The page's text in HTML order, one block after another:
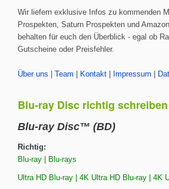
Wir liefern exklusive Infos zu kommenden
Prospekten, Saturn Prospekten und
behalten für euch den Überblick - egal ob
Gutscheine oder Preisfehler.
Über uns Team Kontakt Impressum
Blu-ray Disc richtig schreiben
Blu-ray Disc™ (BD)
Richtig:
Blu-ray | Blu-rays
Ultra HD Blu-ray | 4K Ultra HD Blu-ray | 4K